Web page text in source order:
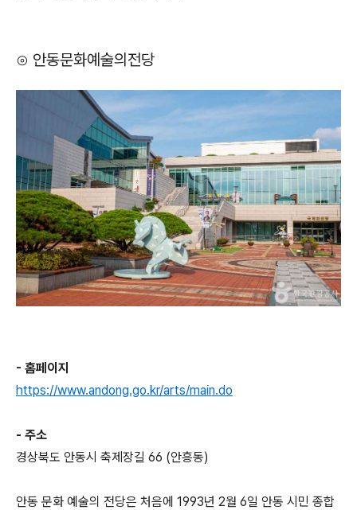
⊙ 안동문화예술의전당
- 홈페이지
https://www.andong.go.kr/arts/main.do
- 주소
경상북도 안동시 축제장길 66 (안흥동)
안동 문화 예술의 전당은 처음에 1993년 2월 6일 안동 시민 종합